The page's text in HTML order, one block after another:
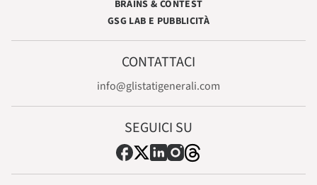
BRAINS & CONTEST
GSG LAB E PUBBLICITÀ
CONTATTACI
info@glistatigenerali.com
SEGUICI SU